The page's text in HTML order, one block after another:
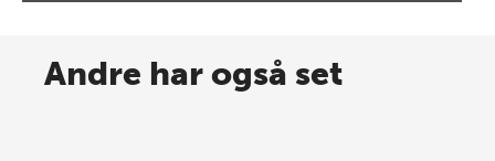
Spar op til 70% til sommer-
Andre har også set